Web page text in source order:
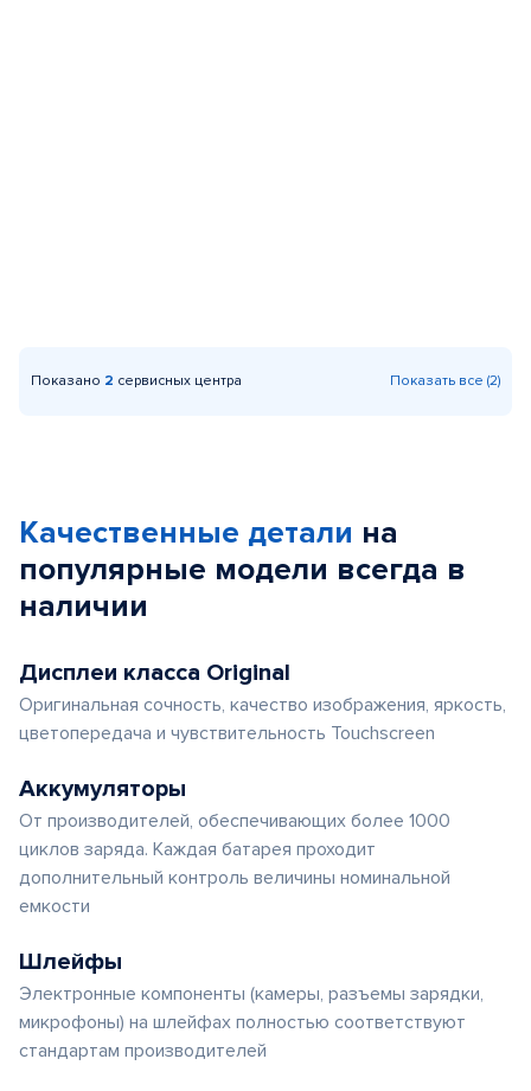
Показано 2 сервисных центра Показать все (2)
Качественные детали на
популярные модели всегда в
наличии
Дисплеи класса Original
Оригинальная сочность, качество изображения, яркость,
цветопередача и чувствительность Touchscreen
Аккумуляторы
От производителей, обеспечивающих более 1000
циклов заряда. Каждая батарея проходит
дополнительный контроль величины номинальной
емкости
Шлейфы
Электронные компоненты (камеры, разъемы зарядки,
микрофоны) на шлейфах полностью соответствуют
стандартам производителей